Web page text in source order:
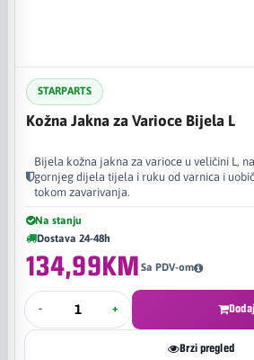
STARPARTS
Kožna Jakna za Varioce Bijela L
Bijela kožna jakna za varioce u veličini L,
gornjeg dijela tijela i ruku od varnica i
tokom zavarivanja.
Na stanju
Dostava 24-48h
134,99KM Sa PDV-om
- +
Brzi pregled